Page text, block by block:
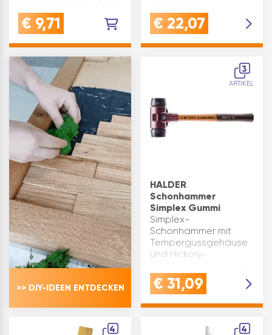
132 Hausstärke(mm):
33/20 Stiellänge(mm):
Holzindustrie
Inhaltsangabe (ST): 1
€ 9,71
Hammerkopf
zusätzlich. Durch
Sicherungsplatte und
Holzschraube werden
Holzstiel zu einer E…
€ 22,07
>> DIY-IDEEN ENTDECKEN
3
ARTIKEL
HALDER
Schonhammer
Simplex Gummi
Simplex-
Schonhammer mit
Tempergussgehäuse
und Hickory-
Pflasterarbeiten,
Randsteine setzen,
Garten-/Landschaftsbau,
Planblocksteine
€ 31,09
4 4